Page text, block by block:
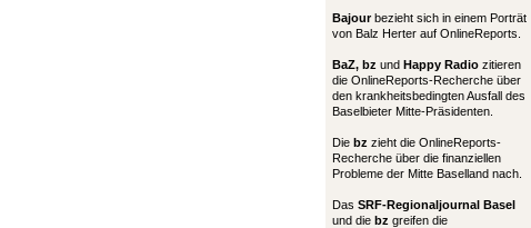
Bajourbezieht sich in einem Porträt
von Balz Herter auf OnlineReports.
BaZ, bz und Happy Radio zitieren
die OnlineReports-Recherche über
den krankheitsbedingten Ausfall des
Baselbieter Mitte-Präsidenten.
Die bz zieht die OnlineReports-
Recherche über die finanziellen
Probleme der Mitte Baselland nach.
Das SRF-Regionaljournal Basel
und die bz greifen die